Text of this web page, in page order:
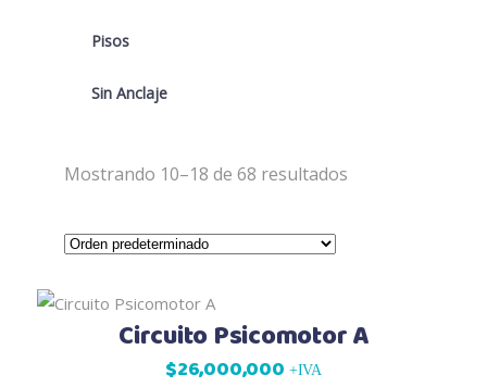
Mostrando 10–18 de 68 resultados
Circuito Psicomotor A
$26,000,000 +IVA
Pisos
Sin Anclaje